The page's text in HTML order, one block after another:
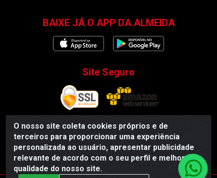
O nosso site coleta cookies próprios e de
terceiros para proporcionar uma experiência
personalizada ao usuário, apresentar publicidade
relevante de acordo com o seu perfil e melhorar a
qualidade do nosso site.
BAIXE JÁ O APP DA ALMEIDA
Site Seguro
Almeida Distribuidor - Rodovia BR 104, S/N, Centro -
Esperança/PB - CEP 58135-000 - CNPJ 35.419.548/0001-55